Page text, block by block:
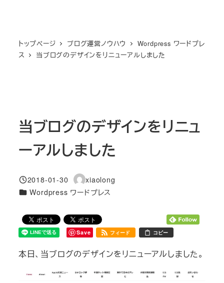
トップページ ブログ運営ノウハウ
Wordpress ワードプレ
ス
当ブログのデザインをリニューアルしました
当ブログのデザインをリニュ
ーアルしました
投稿日
2018-01-30
著
者
xiaolong
カテゴリー
Wordpress ワードプレス
Save フィード コピー
本日、当ブログのデザインをリニューアルしました。